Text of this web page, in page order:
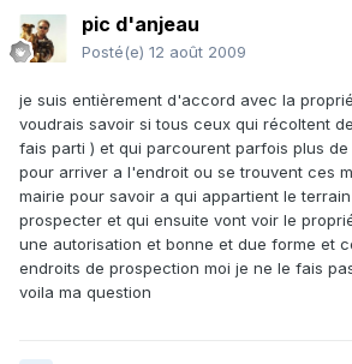
pic d'anjeau
Posté(e) 12 août 2009
je suis entièrement d'accord avec la
voudrais savoir si tous ceux qui récoltent
fais parti ) et qui parcourent parfois plus
pour arriver a l'endroit ou se trouvent ces
mairie pour savoir a qui appartient le
prospecter et qui ensuite vont voir le
une autorisation et bonne et due forme et
endroits de prospection moi je ne le fais
voila ma question